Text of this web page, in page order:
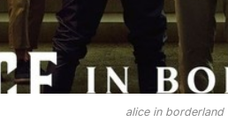
alice in borderland